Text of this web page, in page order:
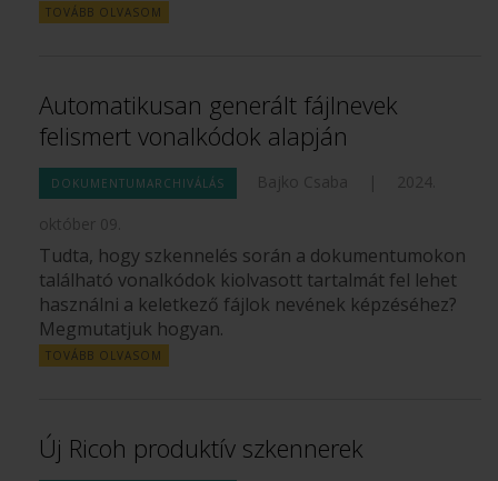
TOVÁBB OLVASOM
Automatikusan generált fájlnevek
felismert vonalkódok alapján
DOKUMENTUMARCHIVÁLÁS Bajko Csaba |
2024.
október 09.
Tudta, hogy szkennelés során a dokumentumokon
található vonalkódok kiolvasott tartalmát fel lehet
használni a keletkező fájlok nevének képzéséhez?
Megmutatjuk hogyan.
TOVÁBB OLVASOM
Új Ricoh produktív szkennerek